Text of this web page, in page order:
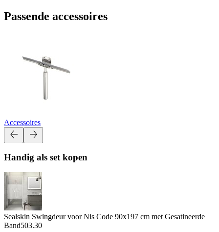
Passende accessoires
Accessoires
Handig als set kopen
Sealskin Swingdeur voor Nis Code 90x197 cm met Gesatineerde
Band503.30